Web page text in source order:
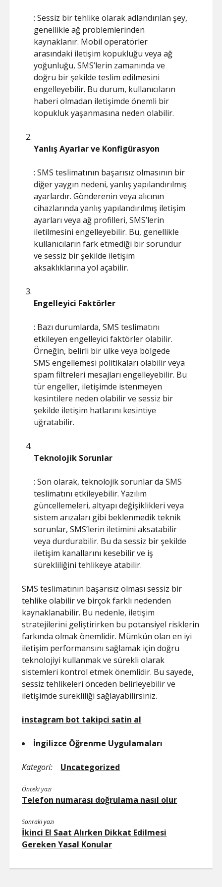
: Sessiz bir tehlike olarak adlandırılan şey,
genellikle ağ problemlerinden
kaynaklanır. Mobil operatörler
arasındaki iletişim kopukluğu veya ağ
yoğunluğu, SMS’lerin zamanında ve
doğru bir şekilde teslim edilmesini
engelleyebilir. Bu durum, kullanıcıların
haberi olmadan iletişimde önemli bir
kopukluk yaşanmasına neden olabilir.
Yanlış Ayarlar ve Konfigürasyon
: SMS teslimatının başarısız olmasının bir
diğer yaygın nedeni, yanlış yapılandırılmış
ayarlardır. Gönderenin veya alıcının
cihazlarında yanlış yapılandırılmış iletişim
ayarları veya ağ profilleri, SMS’lerin
iletilmesini engelleyebilir. Bu, genellikle
kullanıcıların fark etmediği bir sorundur
ve sessiz bir şekilde iletişim
aksaklıklarına yol açabilir.
Engelleyici Faktörler
: Bazı durumlarda, SMS teslimatını
etkileyen engelleyici faktörler olabilir.
Örneğin, belirli bir ülke veya bölgede
SMS engellemesi politikaları olabilir veya
spam filtreleri mesajları engelleyebilir. Bu
tür engeller, iletişimde istenmeyen
kesintilere neden olabilir ve sessiz bir
şekilde iletişim hatlarını kesintiye
uğratabilir.
Teknolojik Sorunlar
: Son olarak, teknolojik sorunlar da SMS
teslimatını etkileyebilir. Yazılım
güncellemeleri, altyapı değişiklikleri veya
sistem arızaları gibi beklenmedik teknik
sorunlar, SMS’lerin iletimini aksatabilir
veya durdurabilir. Bu da sessiz bir şekilde
iletişim kanallarını kesebilir ve iş
sürekliliğini tehlikeye atabilir.
SMS teslimatının başarısız olması sessiz bir
tehlike olabilir ve birçok farklı nedenden
kaynaklanabilir. Bu nedenle, iletişim
stratejilerini geliştirirken bu potansiyel risklerin
farkında olmak önemlidir. Mümkün olan en iyi
iletişim performansını sağlamak için doğru
teknolojiyi kullanmak ve sürekli olarak
sistemleri kontrol etmek önemlidir. Bu sayede,
sessiz tehlikeleri önceden belirleyebilir ve
iletişimde sürekliliği sağlayabilirsiniz.
instagram bot takipci satin al
İngilizce Öğrenme Uygulamaları
Kategori: Uncategorized
Önceki yazı
Telefon numarası doğrulama nasıl olur
Sonraki yazı
İkinci El Saat Alırken Dikkat Edilmesi
Gereken Yasal Konular